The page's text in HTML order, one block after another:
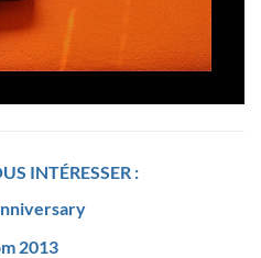
INTÉRESSER :
2013